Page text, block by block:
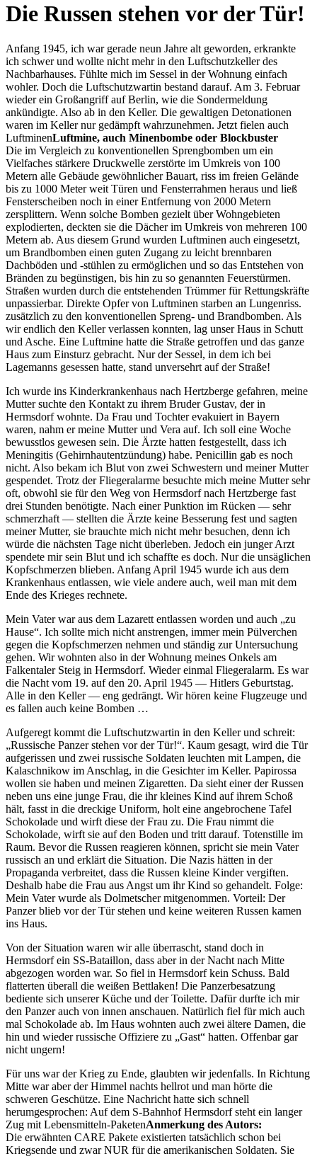
Die Russen stehen vor der Tür!
Anfang 1945, ich war gerade neun Jahre alt geworden, erkrankte
ich schwer und wollte nicht mehr in den Luftschutzkeller des
Nachbarhauses. Fühlte mich im Sessel in der Wohnung einfach
wohler. Doch die Luftschutzwartin bestand darauf. Am 3. Februar
wieder ein Großangriff auf Berlin, wie die Sondermeldung
ankündigte. Also ab in den Keller. Die gewaltigen Detonationen
waren im Keller nur gedämpft wahrzunehmen. Jetzt fielen auch
LuftminenLuftmine, auch Minenbombe oder Blockbuster
Die im Vergleich zu konventionellen Sprengbomben um ein
Vielfaches stärkere Druckwelle zerstörte im Umkreis von 100
Metern alle Gebäude gewöhnlicher Bauart, riss im freien Gelände
bis zu 1000 Meter weit Türen und Fensterrahmen heraus und ließ
Fensterscheiben noch in einer Entfernung von 2000 Metern
zersplittern. Wenn solche Bomben gezielt über Wohngebieten
explodierten, deckten sie die Dächer im Umkreis von mehreren 100
Metern ab. Aus diesem Grund wurden Luftminen auch eingesetzt,
um Brandbomben einen guten Zugang zu leicht brennbaren
Dachböden und -stühlen zu ermöglichen und so das Entstehen von
Bränden zu begünstigen, bis hin zu so genannten Feuerstürmen.
Straßen wurden durch die entstehenden Trümmer für Rettungskräfte
unpassierbar. Direkte Opfer von Luftminen starben an Lungenriss.
zusätzlich zu den konventionellen Spreng- und Brandbomben. Als
wir endlich den Keller verlassen konnten, lag unser Haus in Schutt
und Asche. Eine Luftmine hatte die Straße getroffen und das ganze
Haus zum Einsturz gebracht. Nur der Sessel, in dem ich bei
Lagemanns gesessen hatte, stand unversehrt auf der Straße!
Ich wurde ins Kinderkrankenhaus nach Hertzberge gefahren, meine
Mutter suchte den Kontakt zu ihrem Bruder Gustav, der in
Hermsdorf wohnte. Da Frau und Tochter evakuiert in Bayern
waren, nahm er meine Mutter und Vera auf. Ich soll eine Woche
bewusstlos gewesen sein. Die Ärzte hatten festgestellt, dass ich
Meningitis (Gehirnhautentzündung) habe. Penicillin gab es noch
nicht. Also bekam ich Blut von zwei Schwestern und meiner Mutter
gespendet. Trotz der Fliegeralarme besuchte mich meine Mutter sehr
oft, obwohl sie für den Weg von Hermsdorf nach Hertzberge fast
drei Stunden benötigte. Nach einer Punktion im Rücken — sehr
schmerzhaft — stellten die Ärzte keine Besserung fest und sagten
meiner Mutter, sie brauchte mich nicht mehr besuchen, denn ich
würde die nächsten Tage nicht überleben. Jedoch ein junger Arzt
spendete mir sein Blut und ich schaffte es doch. Nur die unsäglichen
Kopfschmerzen blieben. Anfang April 1945 wurde ich aus dem
Krankenhaus entlassen, wie viele andere auch, weil man mit dem
Ende des Krieges rechnete.
Mein Vater war aus dem Lazarett entlassen worden und auch
zu
Hause . Ich sollte mich nicht anstrengen, immer mein Pülverchen
gegen die Kopfschmerzen nehmen und ständig zur Untersuchung
gehen. Wir wohnten also in der Wohnung meines Onkels am
Falkentaler Steig in Hermsdorf. Wieder einmal Fliegeralarm. Es war
die Nacht vom 19. auf den 20. April 1945 — Hitlers Geburtstag.
Alle in den Keller — eng gedrängt. Wir hören keine Flugzeuge und
es fallen auch keine Bomben …
Aufgeregt kommt die Luftschutzwartin in den Keller und schreit:
Russische Panzer stehen vor der Tür! . Kaum gesagt, wird die Tür
aufgerissen und zwei russische Soldaten leuchten mit Lampen, die
Kalaschnikow im Anschlag, in die Gesichter im Keller. Papirossa
wollen sie haben und meinen Zigaretten. Da sieht einer der Russen
neben uns eine junge Frau, die ihr kleines Kind auf ihrem Schoß
hält, fasst in die dreckige Uniform, holt eine angebrochene Tafel
Schokolade und wirft diese der Frau zu. Die Frau nimmt die
Schokolade, wirft sie auf den Boden und tritt darauf. Totenstille im
Raum. Bevor die Russen reagieren können, spricht sie mein Vater
russisch an und erklärt die Situation. Die Nazis hätten in der
Propaganda verbreitet, dass die Russen kleine Kinder vergiften.
Deshalb habe die Frau aus Angst um ihr Kind so gehandelt. Folge:
Mein Vater wurde als Dolmetscher mitgenommen. Vorteil: Der
Panzer blieb vor der Tür stehen und keine weiteren Russen kamen
ins Haus.
Von der Situation waren wir alle überrascht, stand doch in
Hermsdorf ein SS-Bataillon, dass aber in der Nacht nach Mitte
abgezogen worden war. So fiel in Hermsdorf kein Schuss. Bald
flatterten überall die weißen Bettlaken! Die Panzerbesatzung
bediente sich unserer Küche und der Toilette. Dafür durfte ich mir
den Panzer auch von innen anschauen. Natürlich fiel für mich auch
mal Schokolade ab. Im Haus wohnten auch zwei ältere Damen, die
hin und wieder russische Offiziere zu
Gast
hatten. Offenbar gar
nicht ungern!
Für uns war der Krieg zu Ende, glaubten wir jedenfalls. In Richtung
Mitte war aber der Himmel nachts hellrot und man hörte die
schweren Geschütze. Eine Nachricht hatte sich schnell
herumgesprochen: Auf dem S-Bahnhof Hermsdorf steht ein langer
Zug mit Lebensmitteln-PaketenAnmerkung des Autors:
Die erwähnten CARE Pakete existierten tatsächlich schon bei
Kriegsende und zwar NUR für die amerikanischen Soldaten. Sie